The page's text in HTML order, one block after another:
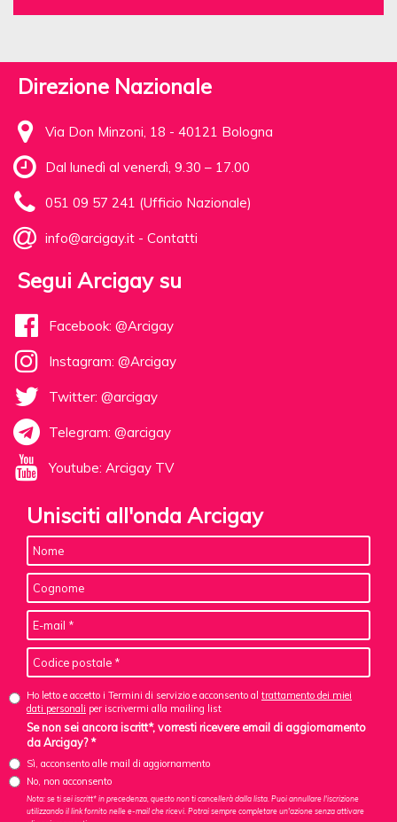
Direzione Nazionale
Via Don Minzoni, 18 - 40121 Bologna
Dal lunedì al venerdì, 9.30 – 17.00
051 09 57 241 (Ufficio Nazionale)
info@arcigay.it - Contatti
Segui Arcigay su
Facebook: @Arcigay
Instagram: @Arcigay
Twitter: @arcigay
Telegram: @arcigay
Youtube: Arcigay TV
Unisciti all'onda Arcigay
Ho letto e accetto i Termini di servizio e acconsento al trattamento dei miei
dati personali per iscrivermi alla mailing list
Se non sei ancora iscritt*, vorresti ricevere email di aggiornamento
da Arcigay? *
Sì, acconsento alle mail di aggiornamento
No, non acconsento
Nota: se ti sei iscritt* in precedenza, questo non ti cancellerà dalla lista. Puoi annullare l'iscrizione
utilizzando il link fornito nelle e-mail che ricevi. Potrai sempre completare un'azione senza attivare